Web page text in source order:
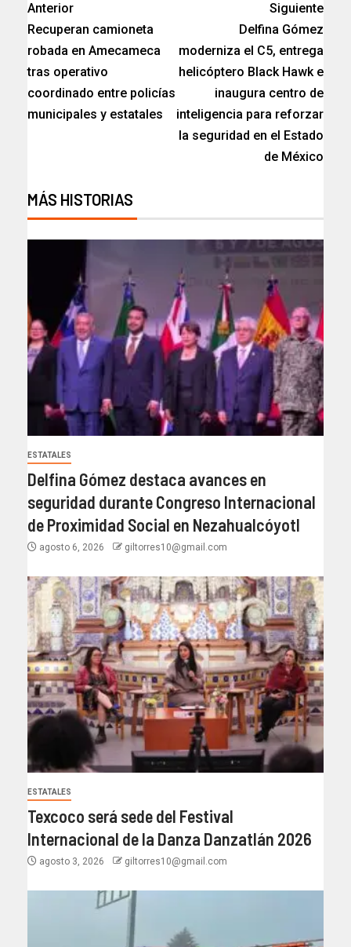
Anterior
Recuperan camioneta
robada en Amecameca
tras operativo
coordinado entre policías
municipales y estatales
Siguiente
Delfina Gómez
moderniza el C5, entrega
helicóptero Black Hawk e
inaugura centro de
inteligencia para reforzar
la seguridad en el Estado
de México
MÁS HISTORIAS
ESTATALES
Delfina Gómez destaca avances en
seguridad durante Congreso Internacional
de Proximidad Social en Nezahualcóyotl
agosto 6, 2026 giltorres10@gmail.com
ESTATALES
Texcoco será sede del Festival
Internacional de la Danza Danzatlán 2026
agosto 3, 2026 giltorres10@gmail.com